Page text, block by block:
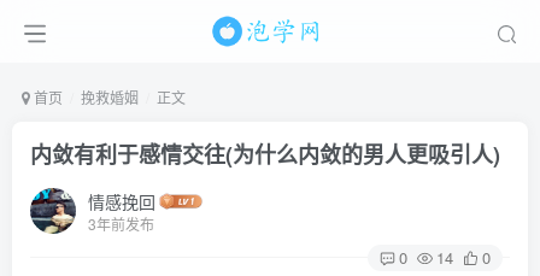
首页 挽救婚姻 正文
内敛有利于感情交往(为什么内敛的男人更吸引人)
情感挽回
3年前发布
0 14 0